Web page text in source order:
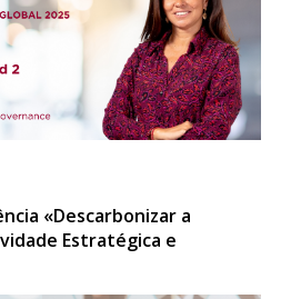
«Descarbonizar a
Estratégica e